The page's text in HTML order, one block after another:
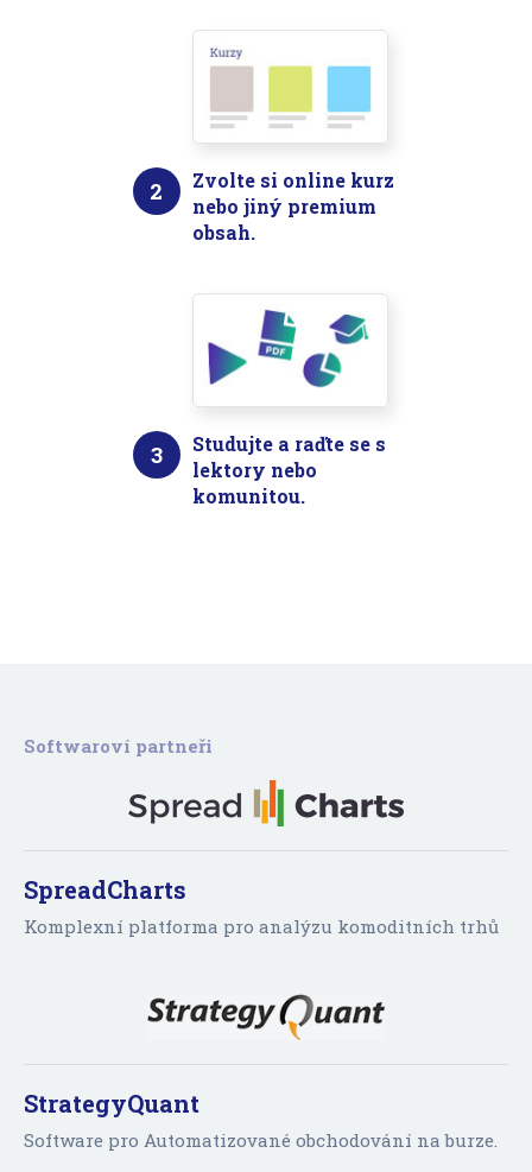
2
Zvolte si online kurz
nebo jiný premium
obsah.
3
Studujte a raďte se s
lektory nebo
komunitou.
Softwaroví partneři
SpreadCharts
Komplexní platforma pro analýzu komoditních trhů
StrategyQuant
Software pro Automatizované obchodování na burze.